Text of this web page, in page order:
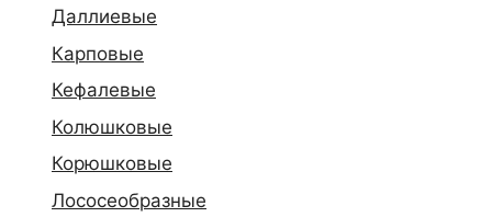
Даллиевые
Карповые
Кефалевые
Колюшковые
Корюшковые
Лососеобразные